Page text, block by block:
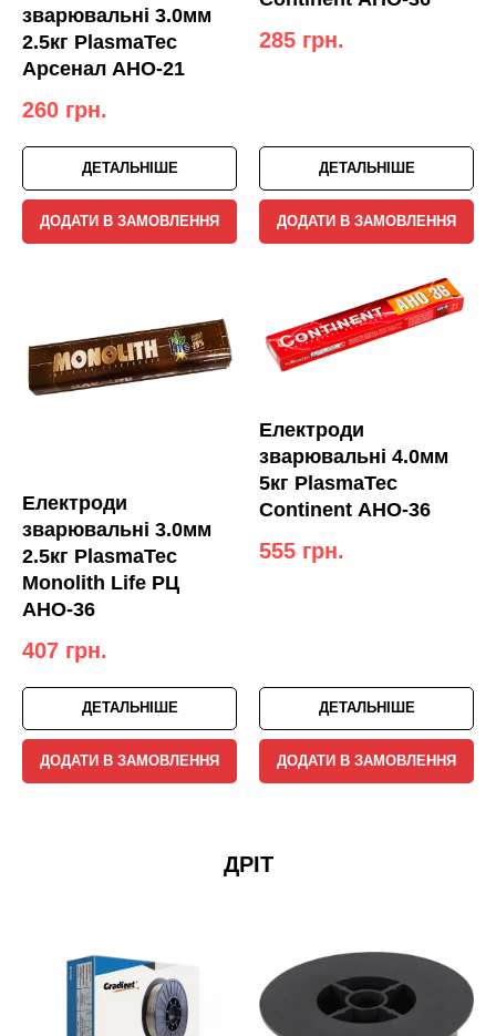
зварювальні 3.0мм
2.5кг PlasmaTec
Арсенал АНО-21
260 грн.
ДЕТАЛЬНІШЕ
ДОДАТИ В ЗАМОВЛЕННЯ
285 грн.
ДЕТАЛЬНІШЕ
ДОДАТИ В ЗАМОВЛЕННЯ
Електроди
зварювальні 3.0мм
2.5кг PlasmaTec
Monolith Life РЦ
АНО-36
407 грн.
ДЕТАЛЬНІШЕ
ДОДАТИ В ЗАМОВЛЕННЯ
Електроди
зварювальні 4.0мм
5кг PlasmaTec
Continent АНО-36
555 грн.
ДЕТАЛЬНІШЕ
ДОДАТИ В ЗАМОВЛЕННЯ
ДРІТ